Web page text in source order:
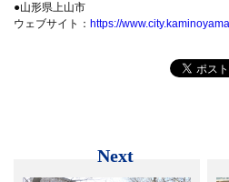
●山形県上山市
ウェブサイト： https://
Next